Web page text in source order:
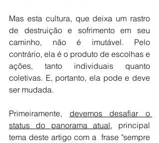
Mas esta cultura, que deixa um rastro
de destruição e sofrimento em seu
caminho, não é imutável. Pelo
contrário, ela é o produto de escolhas e
ações, tanto individuais quanto
coletivas. E, portanto, ela pode e deve
ser mudada.
Primeiramente, devemos desafiar o
status do panorama atual, principal
tema deste artigo com a  frase "sempre